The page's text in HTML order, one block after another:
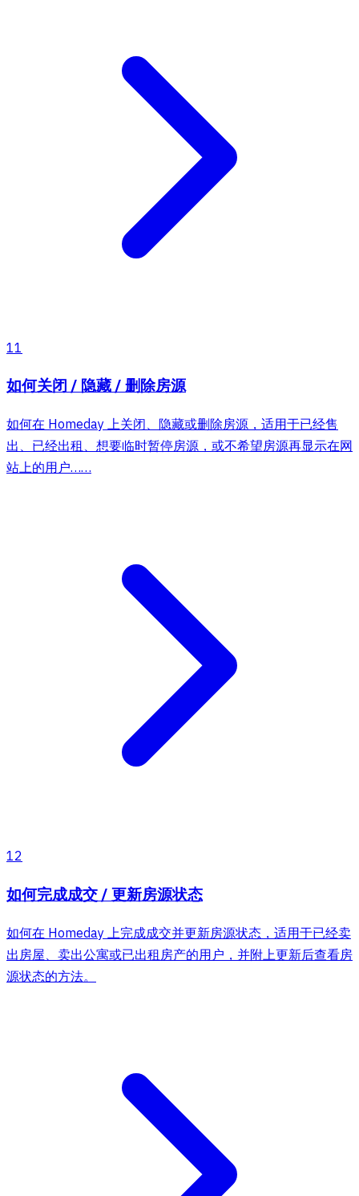
11
如何关闭 / 隐藏 / 删除房源
如何在 Homeday 上关闭、隐藏或删除房源，适用于已经售
出、已经出租、想要临时暂停房源，或不希望房源再显示在网
站上的用户……
12
如何完成成交 / 更新房源状态
如何在 Homeday 上完成成交并更新房源状态，适用于已经卖
出房屋、卖出公寓或已出租房产的用户，并附上更新后查看房
源状态的方法。